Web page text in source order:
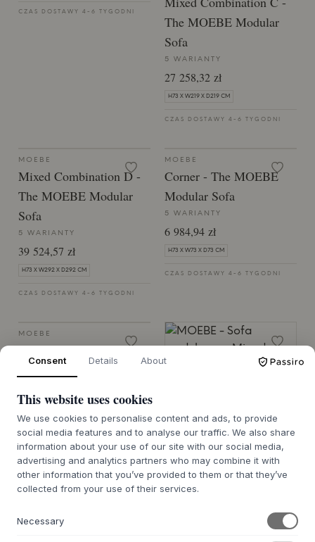
CZAS DOSTAWY 4-6 TYGODNI
The MOEBE Modular
Sofa
5 WARIANTY
27 258,32 zł
H73 X W219 X D219 CM
CZAS DOSTAWY 4-6 TYGODNI
MOEBE
Mixed Combination D - ​​
The MOEBE Modular
Sofa
5 WARIANTY
39 524,57 zł
H73 X W292 X D292 CM
CZAS DOSTAWY 4-6 TYGODNI
MOEBE
Corner - ​​The MOEBE
Modular Sofa
5 WARIANTY
6 984,94 zł
H73 X W73 X D73 CM
CZAS DOSTAWY 4-6 TYGODNI
MOEBE
Mixed Combination A - ​​
The MOEBE Modular
22 601,69 zł
H73 X W146 X D146 CM
CZAS DOSTAWY 4-6 TYGODNI
MOEBE
Mixed Combination B - ​​
The MOEBE Modular
Sofa
Consent Details About
This website uses cookies
We use cookies to personalise content and ads, to provide
social media features and to analyse our traffic. We also share
information about your use of our site with our social media,
advertising and analytics partners who may combine it with
other information that you’ve provided to them or that they’ve
collected from your use of their services.
Necessary